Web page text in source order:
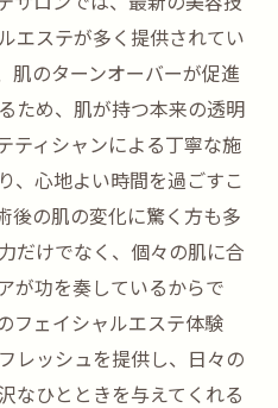
エステが多く提供されてい
肌のターンオーバーが促進
ため、肌が持つ本来の透明
ティシャンによる丁寧な施
、心地よい時間を過ごすこ
後の肌の変化に驚く方も多
だけでなく、個々の肌に合
が功を奏しているからで
フェイシャルエステ体験
レッシュを提供し、日々の
なひとときを与えてくれる